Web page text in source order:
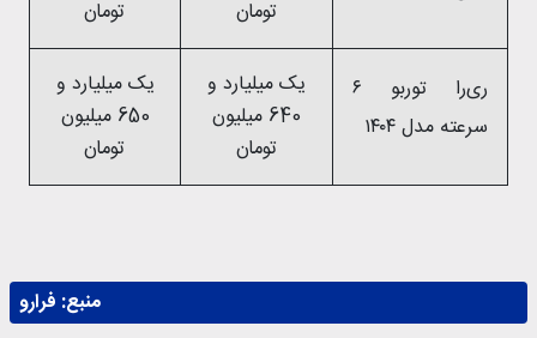
تومان
تومان
ری‌را توربو ۶
سرعته مدل ۱۴۰۴
یک میلیارد و
640 میلیون
تومان
یک میلیارد و
650 میلیون
تومان
منبع: فرارو